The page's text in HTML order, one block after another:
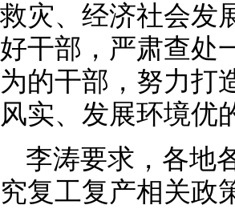
救灾、经济社会发
好干部，严肃查处
为的干部，努力打
风实、发展环境优
李涛要求，各地
究复工复产相关政